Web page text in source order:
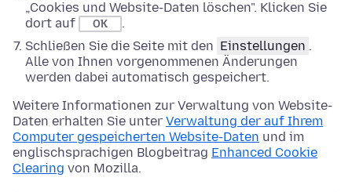
„Cookies und Website-Daten löschen". Klicken Sie
dort auf
OK
.
Schließen Sie die Seite mit den Einstellungen .
Alle von Ihnen vorgenommenen Änderungen
werden dabei automatisch gespeichert.
Weitere Informationen zur Verwaltung von Website-
Daten erhalten Sie unter Verwaltung der auf Ihrem
Computer gespeicherten Website-Daten und im
englischsprachigen Blogbeitrag Enhanced Cookie
Clearing von Mozilla.